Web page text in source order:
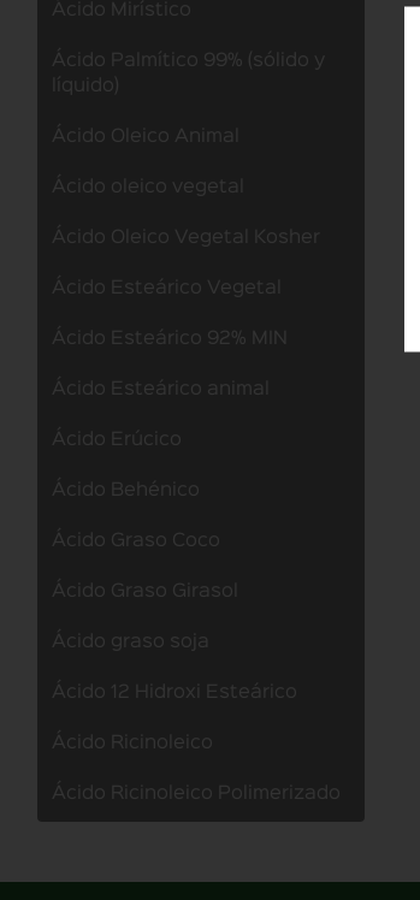
Ácido Mirístico
Ácido Palmítico 99% (sólido y
líquido)
Ácido Oleico Animal
Ácido oleico vegetal
Ácido Oleico Vegetal Kosher
Ácido Esteárico Vegetal
Ácido Esteárico 92% MIN
Ácido Esteárico animal
Ácido Erúcico
Ácido Behénico
Ácido Graso Coco
Ácido Graso Girasol
Ácido graso soja
Ácido 12 Hidroxi Esteárico
Ácido Ricinoleico
Ácido Ricinoleico Polimerizado